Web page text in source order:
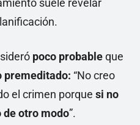
suele revelar
poco probableque
premeditado: “No creo
el crimen porque si no
de otro modo”.